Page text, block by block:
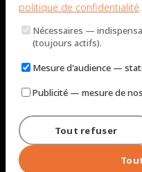
Lun –
© 2026 Immobilière Pujol
Mentions légales et tarifs
politique de confidentialité.
Nécessaires —
(toujours actifs).
Mesure d'audience —
Publicité — mesure de
Tout refuser